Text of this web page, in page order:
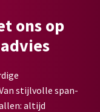
ons op
stijlvolle span-
altijd